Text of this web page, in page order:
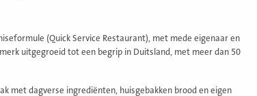
(Quick Service Restaurant), met mede eigenaar en
uitgegroeid tot een begrip in Duitsland, met meer dan 50
met dagverse ingrediënten, huisgebakken brood en eigen